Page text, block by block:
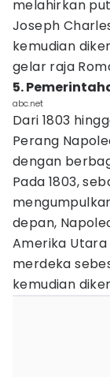
melahirkan
Joseph
kemudian
gelar raja
5.
abc.net
Dari 1803
Perang
dengan
Pada 1803,
depan,
Amerika
merdeka
kemudian